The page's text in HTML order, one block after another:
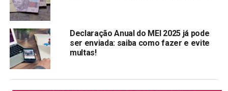
Declaração Anual do MEI 2025 já pode
ser enviada: saiba como fazer e evite
multas!